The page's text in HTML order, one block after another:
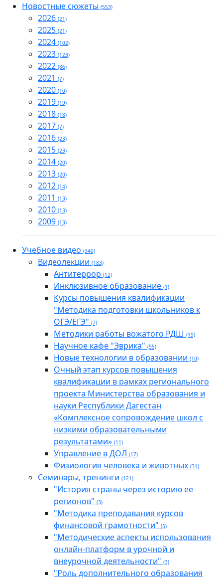
Новостные сюжеты (553)
2026 (21)
2025 (21)
2024 (102)
2023 (123)
2022 (86)
2021 (7)
2020 (10)
2019 (19)
2018 (18)
2017 (7)
2016 (23)
2015 (23)
2014 (20)
2013 (20)
2012 (14)
2011 (13)
2010 (13)
2009 (13)
Учебное видео (340)
Видеолекции (183)
Антитеррор (12)
Инклюзивное образование (1)
Курсы повышения квалификации
"Методика подготовки школьников к
ОГЭ/ЕГЭ" (7)
Методики работы вожатого РДШ (19)
Научное кафе "Эврика" (55)
Новые технологии в образовании (10)
Очный этап курсов повышения
квалификации в рамках регионального
проекта Министерства образования и
науки Республики Дагестан
«Комплексное сопровождение школ с
низкими образовательными
результатами» (11)
Управление в ДОЛ (17)
Физиология человека и животных (31)
Семинары, тренинги (121)
"История страны через историю ее
регионов" (3)
"Методика преподавания курсов
финансовой грамотности" (5)
"Методические аспекты использования
онлайн-платформ в урочной и
внеурочной деятельности" (3)
"Роль дополнительного образования